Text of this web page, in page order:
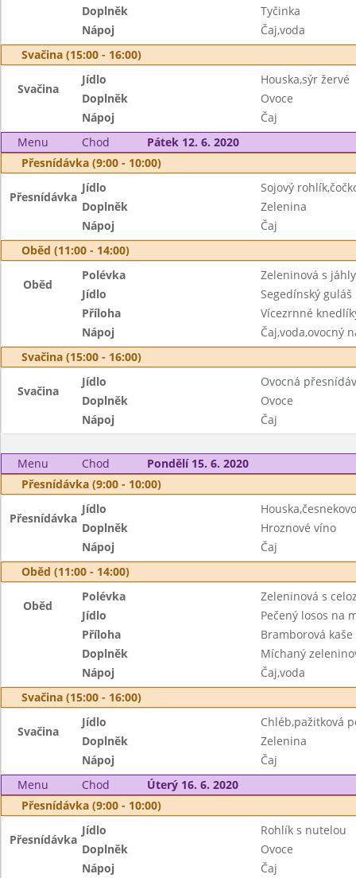
Doplněk
Tyčinka
Nápoj
Čaj,voda
Svačina (15:00 - 16:00)
Svačina
Jídlo
Houska,sýr žervé
Doplněk
Ovoce
Nápoj
Čaj
Menu
Chod
Pátek 12. 6. 2020
Přesnídávka (9:00 - 10:00)
Přesnídávka
Jídlo
Sojový
Doplněk
Zelenina
Nápoj
Čaj
Oběd (11:00 - 14:00)
Oběd
Polévka
Zeleninová s jáhly
Jídlo
Segedínský guláš
Příloha
Vícezrnné
Nápoj
Čaj,voda,ovocný
Svačina (15:00 - 16:00)
Svačina
Jídlo
Ovocná
Doplněk
Ovoce
Nápoj
Čaj
Menu Chod
Pondělí 15. 6. 2020
Přesnídávka (9:00 - 10:00)
Přesnídávka
Jídlo
Doplněk
Hroznové víno
Nápoj
Čaj
Oběd (11:00 - 14:00)
Oběd
Polévka
Zeleninová s
Jídlo
Pečený losos na
Příloha
Bramborová kaše
Doplněk
Míchaný
Nápoj
Čaj,voda
Svačina (15:00 - 16:00)
Svačina
Jídlo
Chléb,pažitková
Doplněk
Zelenina
Nápoj
Čaj
Menu
Chod
Úterý 16. 6. 2020
Přesnídávka (9:00 - 10:00)
Přesnídávka
Jídlo
Rohlík s nutelou
Doplněk
Ovoce
Nápoj
Čaj